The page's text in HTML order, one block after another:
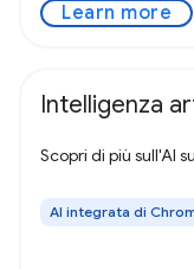
Learn more
Intelligenza
Scopri di più sull'AI
AI integrata di